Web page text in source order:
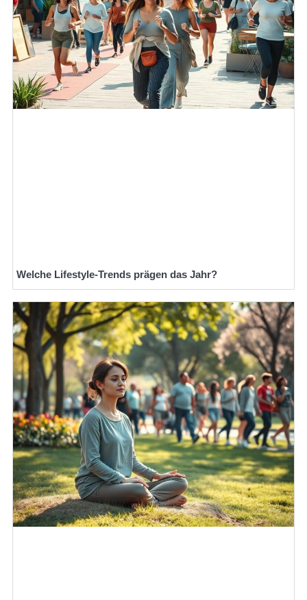
Welche Lifestyle-Trends prägen das Jahr?